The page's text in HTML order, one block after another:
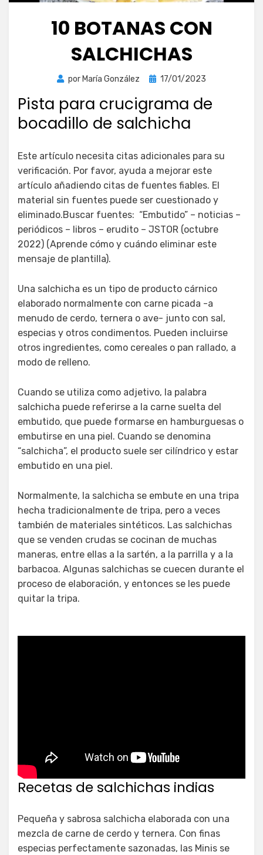
10 BOTANAS CON
SALCHICHAS
por María González
Publicada
17/01/2023
Pista para crucigrama de
bocadillo de salchicha
Este artículo necesita citas adicionales para su
verificación. Por favor, ayuda a mejorar este
artículo añadiendo citas de fuentes fiables. El
material sin fuentes puede ser cuestionado y
eliminado.Buscar fuentes: “Embutido” – noticias –
periódicos – libros – erudito – JSTOR (octubre
2022) (Aprende cómo y cuándo eliminar este
mensaje de plantilla).
Una salchicha es un tipo de producto cárnico
elaborado normalmente con carne picada -a
menudo de cerdo, ternera o ave- junto con sal,
especias y otros condimentos. Pueden incluirse
otros ingredientes, como cereales o pan rallado, a
modo de relleno.
Cuando se utiliza como adjetivo, la palabra
salchicha puede referirse a la carne suelta del
embutido, que puede formarse en hamburguesas o
embutirse en una piel. Cuando se denomina
“salchicha”, el producto suele ser cilíndrico y estar
embutido en una piel.
Normalmente, la salchicha se embute en una tripa
hecha tradicionalmente de tripa, pero a veces
también de materiales sintéticos. Las salchichas
que se venden crudas se cocinan de muchas
maneras, entre ellas a la sartén, a la parrilla y a la
barbacoa. Algunas salchichas se cuecen durante el
proceso de elaboración, y entonces se les puede
quitar la tripa.
Recetas de salchichas indias
Pequeña y sabrosa salchicha elaborada con una
mezcla de carne de cerdo y ternera. Con finas
especias perfectamente sazonadas, las Minis se